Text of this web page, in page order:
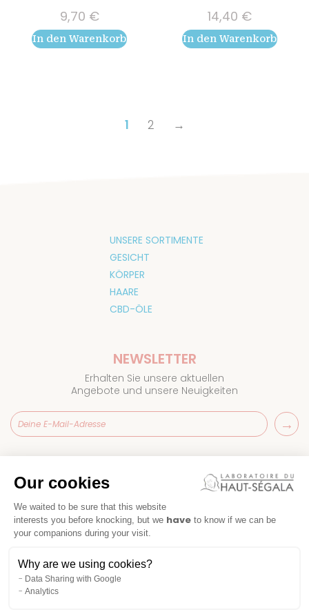
out of 5
9,70 €
In den Warenkorb
out of 5
14,40 €
In den Warenkorb
1 2 →
UNSERE SORTIMENTE
GESICHT
KÖRPER
HAARE
CBD-ÖLE
Häufig gestellte Fragen
Kontakt
NEWSLETTER
Erhalten Sie unsere aktuellen
Angebote und unsere Neuigkeiten
Our cookies
We waited to be sure that this website
interests you before knocking, but we have to know if we can be
your companions during your visit.
Why are we using cookies?
Data Sharing with Google
Analytics